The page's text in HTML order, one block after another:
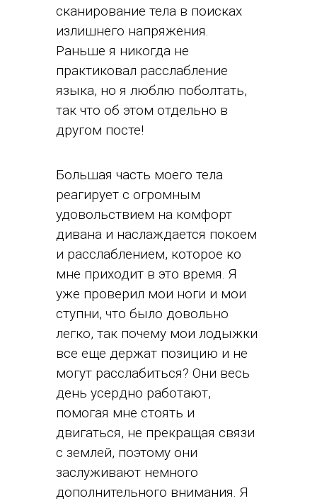
сканирование тела в поисках
излишнего напряжения.
Раньше я никогда не
практиковал расслабление
языка, но я люблю поболтать,
так что об этом отдельно в
другом посте!
Большая часть моего тела
реагирует с огромным
удовольствием на комфорт
дивана и наслаждается покоем
и расслаблением, которое ко
мне приходит в это время. Я
уже проверил мои ноги и мои
ступни, что было довольно
легко, так почему мои лодыжки
все еще держат позицию и не
могут расслабиться? Они весь
день усердно работают,
помогая мне стоять и
двигаться, не прекращая связи
с землей, поэтому они
заслуживают немного
дополнительного внимания. Я